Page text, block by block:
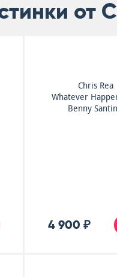
от
Chris Rea
Whatever
Benny
4 900 ₽